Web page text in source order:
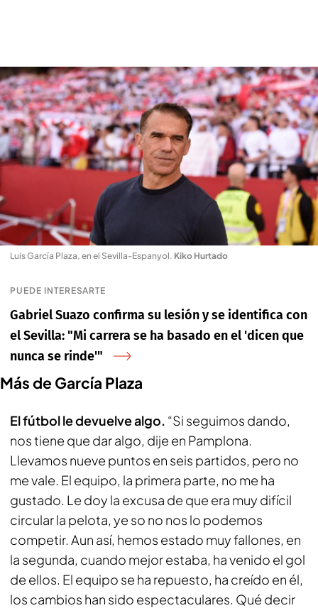
Luis García Plaza, en el Sevilla-Espanyol. Kiko Hurtado
PUEDE INTERESARTE
Gabriel Suazo confirma su lesión y se identifica con
el Sevilla: "Mi carrera se ha basado en el 'dicen que
nunca se rinde'"
Más de García Plaza
El fútbol le devuelve algo. “Si seguimos dando,
nos tiene que dar algo, dije en Pamplona.
Llevamos nueve puntos en seis partidos, pero no
me vale. El equipo, la primera parte, no me ha
gustado. Le doy la excusa de que era muy difícil
circular la pelota, ye so no nos lo podemos
competir. Aun así, hemos estado muy fallones, en
la segunda, cuando mejor estaba, ha venido el gol
de ellos. El equipo se ha repuesto, ha creído en él,
los cambios han sido espectaculares. Qué decir